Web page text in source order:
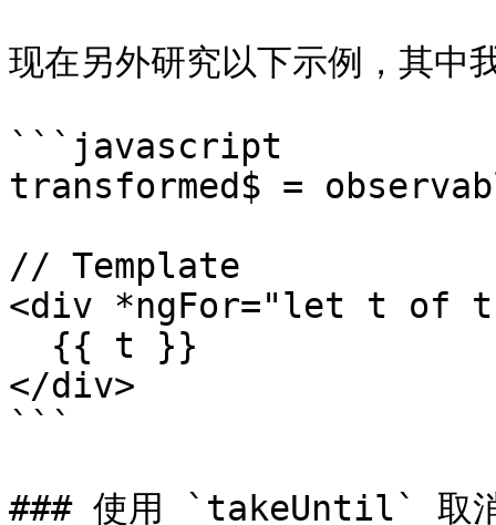
现在另外研究以下示例，其
```javascript
transformed$ =
// Template
<div *ngFor="let t of
</div>
```
### 使用 `takeUntil` 取